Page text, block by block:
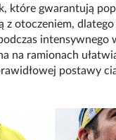
które gwarantują
z otoczeniem,
intensywnego
na ramionach
postawy